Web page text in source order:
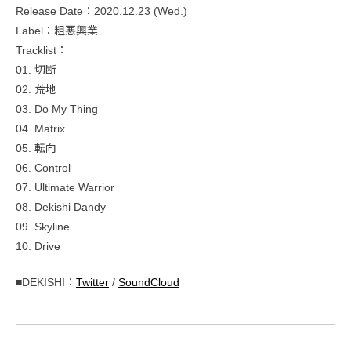
Release Date：2020.12.23 (Wed.)
Label：粗悪興業
Tracklist：
01. 切断
02. 荒地
03. Do My Thing
04. Matrix
05. 転向
06. Control
07. Ultimate Warrior
08. Dekishi Dandy
09. Skyline
10. Drive
■DEKISHI： Twitter / SoundCloud